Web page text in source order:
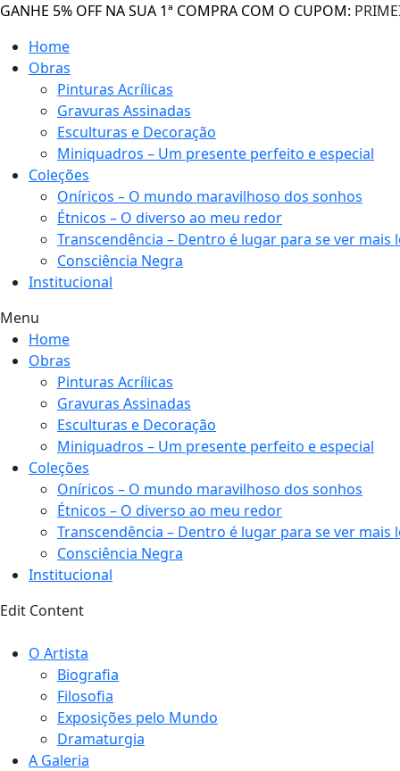
GANHE 5% OFF NA SUA 1ª COMPRA COM O CUPOM:
Home
Obras
Pinturas Acrílicas
Gravuras Assinadas
Esculturas e Decoração
Miniquadros – Um presente perfeito e especial
Coleções
Oníricos – O mundo maravilhoso dos sonhos
Étnicos – O diverso ao meu redor
Transcendência – Dentro é lugar para se ver mais
Consciência Negra
Institucional
Menu
Home
Obras
Pinturas Acrílicas
Gravuras Assinadas
Esculturas e Decoração
Miniquadros – Um presente perfeito e especial
Coleções
Oníricos – O mundo maravilhoso dos sonhos
Étnicos – O diverso ao meu redor
Transcendência – Dentro é lugar para se ver mais
Consciência Negra
Institucional
Edit Content
O Artista
Biografia
Filosofia
Exposições pelo Mundo
Dramaturgia
A Galeria